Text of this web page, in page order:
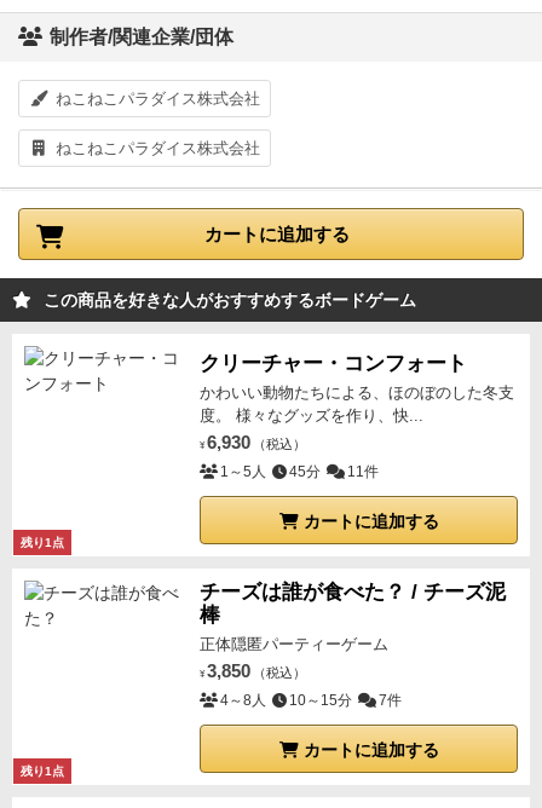
制作者/関連企業/団体
ねこねこパラダイス株式会社
ねこねこパラダイス株式会社
カートに追加する
この商品を好きな人がおすすめするボードゲーム
残り1点
クリーチャー・コンフォート
かわいい動物たちによる、ほのぼのした冬支
度。 様々なグッズを作り、快...
¥ 6,930 （税込）
1～5人 45分 11件
カートに追加する
残り1点
チーズは誰が食べた？ / チーズ泥
棒
正体隠匿パーティーゲーム
¥ 3,850 （税込）
4～8人 10～15分 7件
カートに追加する